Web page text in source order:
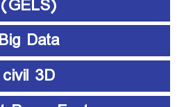
(GELS)
Big Data
civil 3D